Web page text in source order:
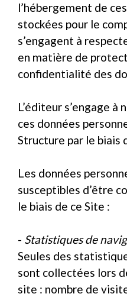
l’hébergement de
stockées pour le
s’engagent à
en matière de
confidentialité des
L’éditeur s’engage à
ces données
Structure par le biais
Les données
susceptibles d’être
le biais de ce Site :
- Statistiques de
Seules des
sont collectées lors
site : nombre de